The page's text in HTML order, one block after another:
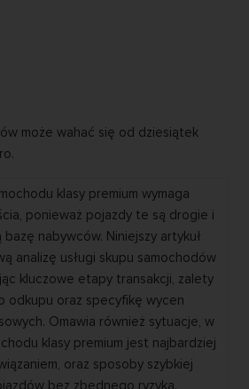
może wahać się od dziesiątek